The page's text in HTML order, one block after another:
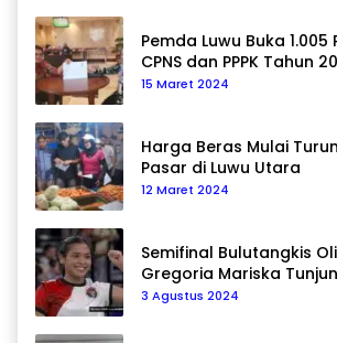
Pemda Luwu Buka 1.005
CPNS dan PPPK Tahun
15 Maret 2024
Harga Beras Mulai
Pasar di Luwu Utara
12 Maret 2024
Semifinal Bulutangkis
Gregoria Mariska
Pemain Asal Korea
3 Agustus 2024